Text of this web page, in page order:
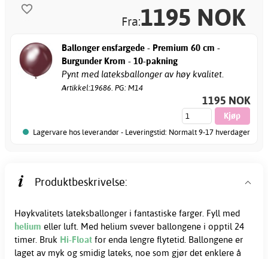
Fra:1195 NOK
Ballonger ensfargede - Premium 60 cm -
Burgunder Krom - 10-pakning
Pynt med lateksballonger av høy kvalitet.
Artikkel:19686. PG: M14
1195 NOK
Lagervare hos leverandør - Leveringstid: Normalt 9-17 hverdager
Produktbeskrivelse:
Høykvalitets lateksballonger i fantastiske farger. Fyll med
helium eller luft. Med helium svever ballongene i opptil 24
timer. Bruk Hi-Float for enda lengre flytetid. Ballongene er
laget av myk og smidig lateks, noe som gjør det enklere å